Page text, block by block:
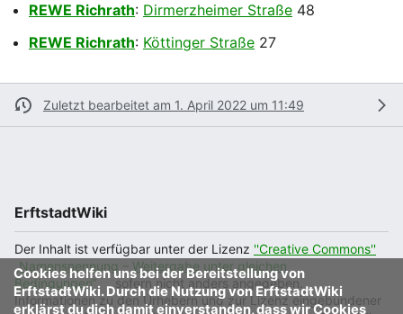
REWE Richrath: Dirmerzheimer Straße 48
REWE Richrath: Köttinger Straße 27
Zuletzt bearbeitet am 1. April 2022 um 11:49
Cookies helfen uns bei der Bereitstellung von
ErftstadtWiki. Durch die Nutzung von ErftstadtWiki
erklärst du dich damit einverstanden, dass wir Cookies
ErftstadtWiki
Der Inhalt ist verfügbar unter der Lizenz ''Creative Commons''
„Namensnennung – Weitergabe unter gleichen
Bedingungen“
, sofern nicht anders angegeben.
Informationen zu den Urhebern und zur Lizenz eingebundener